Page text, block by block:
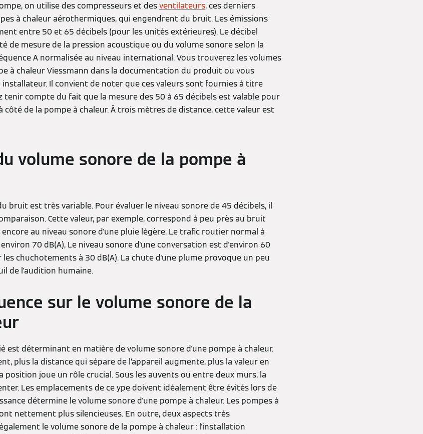
on utilise des compresseurs et desventilateurs, ces derniers
à chaleur aérothermiques, qui engendrent du bruit. Les émissions
entre 50 et 65 décibels (pour les unités extérieures). Le décibel
de mesure de la pression acoustique ou du volume sonore selon la
A normalisée au niveau international. Vous trouverez les volumes
à chaleur Viessmann dans la documentation du produit ou vous
Il convient de noter que ces valeurs sont fournies à titre
tenir compte du fait que la mesure des 50 à 65 décibels est valable pour
de la pompe à chaleur. À trois mètres de distance, cette valeur est
volume sonore de la pompe à
bruit est très variable. Pour évaluer le niveau sonore de 45 décibels, il
Cette valeur, par exemple, correspond à peu près au bruit
au niveau sonore d'une pluie légère. Le trafic routier normal à
70 dB(A), Le niveau sonore d'une conversation est d'environ 60
les chuchotements à 30 dB(A). La chute d'une plume provoque un peu
de l'audition humaine.
sur le volume sonore de la
est déterminant en matière de volume sonore d'une pompe à chaleur.
plus la distance qui sépare de l’appareil augmente, plus la valeur en
position joue un rôle crucial. Sous les auvents ou entre deux murs, la
Les emplacements de ce ype doivent idéalement être évités lors de
détermine le volume sonore d'une pompe à chaleur. Les pompes à
nettement plus silencieuses. En outre, deux aspects très
le volume sonore de la pompe à chaleur : l'installation